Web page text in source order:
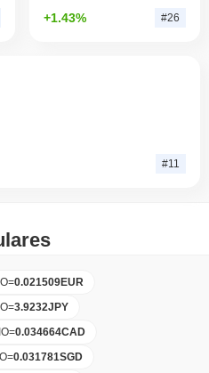
+1.43% #26
#11
=0.021509EUR
=3.9232JPY
=0.034664CAD
=0.031781SGD